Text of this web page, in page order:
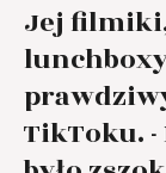
Jej
TikToku. -